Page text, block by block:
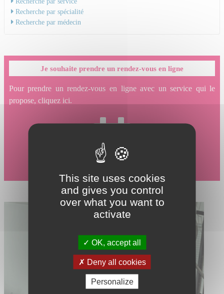
Recherche par spécialité
Recherche par médecin
Je souhaite prendre un rendez-vous en ligne
Pour prendre un rendez-vous en ligne avec un service qui le
propose, cliquez ici.
This site uses cookies
and gives you control
over what you want to
activate
OK, accept all
Deny all cookies
Personalize